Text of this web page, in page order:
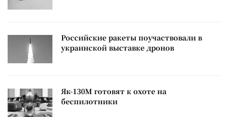
Российские ракеты поучаствовали в
украинской выставке дронов
Як-130М готовят к охоте на
беспилотники